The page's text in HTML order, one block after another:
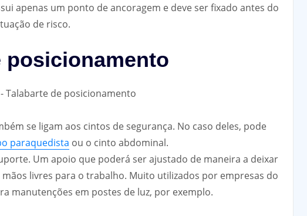
apenas um ponto de ancoragem e deve ser fixado antes do
de risco.
posicionamento
se ligam aos cintos de segurança. No caso deles, pode
paraquedista ou o cinto abdominal.
Um apoio que poderá ser ajustado de maneira a deixar
livres para o trabalho. Muito utilizados por empresas do
manutenções em postes de luz, por exemplo.